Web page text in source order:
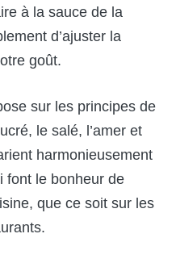
à la sauce de la
d’ajuster la
goût.
sur les principes de
le salé, l’amer et
harmonieusement
font le bonheur de
que ce soit sur les